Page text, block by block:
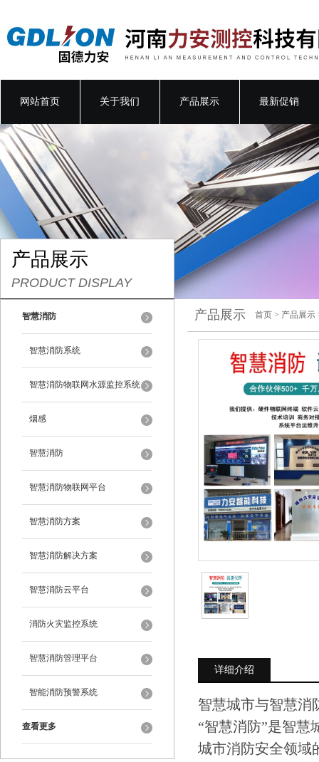
网站首页 关于我们 产品展示 最新促销
产品展示
PRODUCT DISPLAY
智慧消防
智慧消防系统
智慧消防物联网水源监控系统
烟感
智慧消防
智慧消防物联网平台
智慧消防方案
智慧消防解决方案
智慧消防云平台
消防火灾监控系统
智慧消防管理平台
智能消防预警系统
查看更多
产品展示 首页 > 产品展示
详细介绍
智慧城市与智慧消
“智慧消防”是智慧
城市消防安全领域